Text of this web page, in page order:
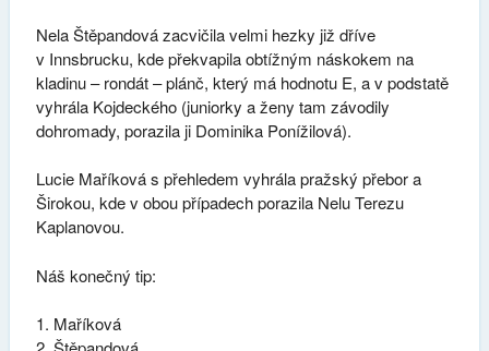
Nela Štěpandová zacvičila velmi hezky již dříve
v Innsbrucku, kde překvapila obtížným náskokem na
kladinu – rondát – plánč, který má hodnotu E, a v podstatě
vyhrála Kojdeckého (juniorky a ženy tam závodily
dohromady, porazila ji Dominika Ponížilová).
Lucie Maříková s přehledem vyhrála pražský přebor a
Širokou, kde v obou případech porazila Nelu Terezu
Kaplanovou.
Náš konečný tip:
Maříková